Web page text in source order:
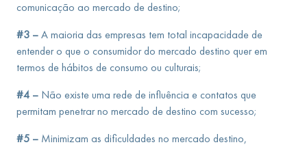
comunicação ao mercado de destino;
#3 – A maioria das empresas tem total incapacidade de
entender o que o consumidor do mercado destino quer em
termos de hábitos de consumo ou culturais;
#4 – Não existe uma rede de influência e contatos que
permitam penetrar no mercado de destino com sucesso;
#5 – Minimizam as dificuldades no mercado destino,